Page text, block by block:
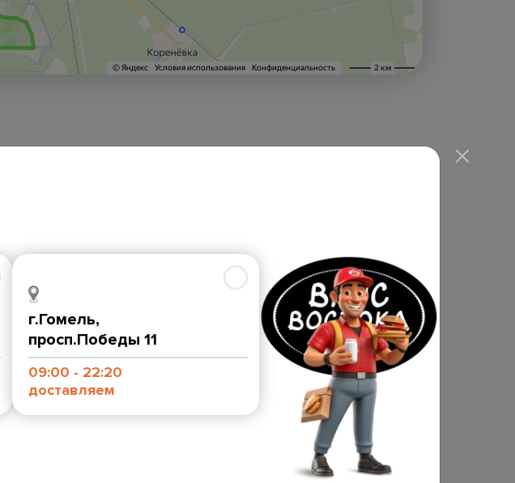
курьеру Банковской картой онлайн
Платежи по банковским картам осуществляются
через систему электронных платежей WEBPAY
г.Гомель,
просп.Победы 11
09:00 - 22:20
доставляем